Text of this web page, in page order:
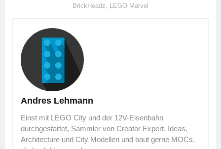
BrickHeadz
LEGO Marvel
Andres Lehmann
Einst mit LEGO City und der 12V-Eisenbahn
durchgestartet, Sammler von Creator Expert, Ideas,
Architecture und City Modellen und baut gerne MOCs,